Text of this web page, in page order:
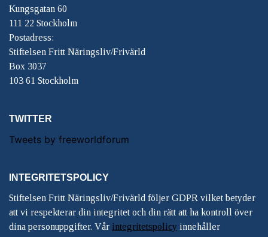
Kungsgatan 60
111 22 Stockholm
Postadress:
Stiftelsen Fritt Näringsliv/Frivärld
Box 3037
103 61 Stockholm
TWITTER
Tweets by freeworldforum
INTEGRITETSPOLICY
Stiftelsen Fritt Näringsliv/Frivärld följer GDPR vilket betyder
att vi respekterar din integritet och din rätt att ha kontroll över
dina personuppgifter. Vår integritetspolicy innehåller